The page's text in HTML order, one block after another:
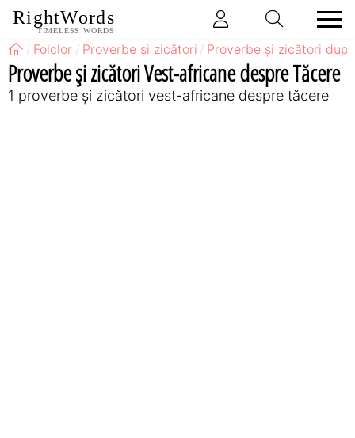
RightWords
TIMELESS WORDS
Folclor Proverbe și zicători Proverbe și zicători
Proverbe și zicători Vest-africane despre Tăcere
1 proverbe și zicători vest-africane despre tăcere